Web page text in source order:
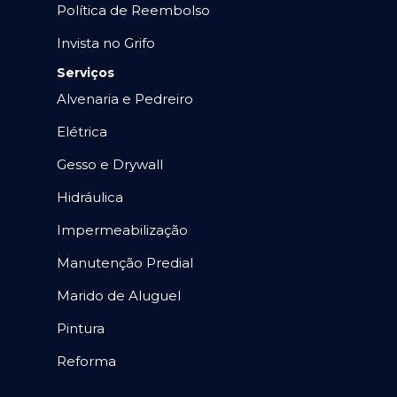
Política de Reembolso
Invista no Grifo
Serviços
Alvenaria e Pedreiro
Elétrica
Gesso e Drywall
Hidráulica
Impermeabilização
Manutenção Predial
Marido de Aluguel
Pintura
Reforma